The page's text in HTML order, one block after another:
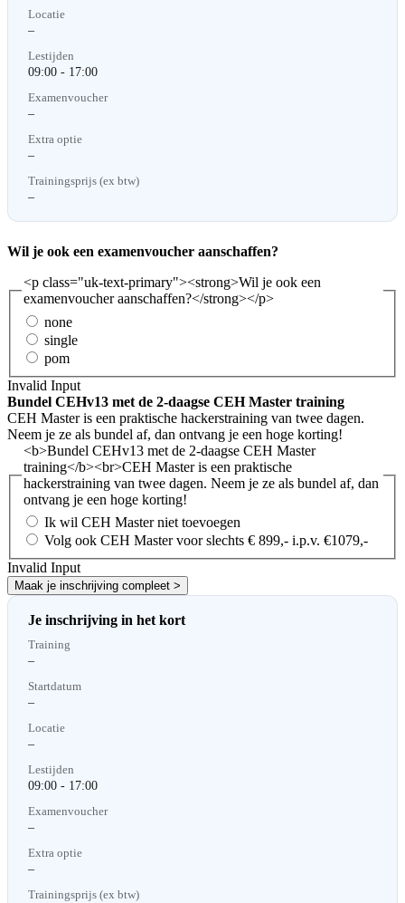
Locatie
–
Lestijden
09:00 - 17:00
Examenvoucher
–
Extra optie
–
Trainingsprijs (ex btw)
–
Wil je ook een examenvoucher aanschaffen?
<p class="uk-text-primary"><strong>Wil je ook een
examenvoucher aanschaffen?</strong></p>
none
single
pom
Invalid Input
Bundel CEHv13 met de 2-daagse CEH Master training
CEH Master is een praktische hackerstraining van twee dagen.
Neem je ze als bundel af, dan ontvang je een hoge korting!
<b>Bundel CEHv13 met de 2-daagse CEH Master
training</b><br>CEH Master is een praktische
hackerstraining van twee dagen. Neem je ze als bundel af, dan
ontvang je een hoge korting!
Ik wil CEH Master niet toevoegen
Volg ook CEH Master voor slechts € 899,- i.p.v. €1079,-
Invalid Input
Maak je inschrijving compleet >
Je inschrijving in het kort
Training
–
Startdatum
–
Locatie
–
Lestijden
09:00 - 17:00
Examenvoucher
–
Extra optie
–
Trainingsprijs (ex btw)